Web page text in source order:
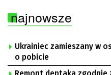
najnowsze
Ukrainiec zamieszany w
o pobicie